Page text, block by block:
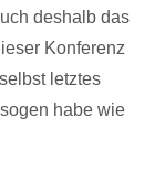
deshalb das
Konferenz
letztes
habe wie